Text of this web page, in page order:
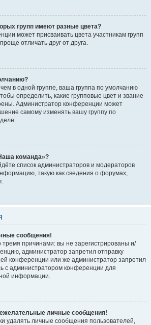
групп имеют разные цвета?
может присваивать цвета участникам групп
отличать друг от друга.
в одной группе, ваша группа по умолчанию
определить, какие групповые цвет и звание
Администратор конференции может
самому изменять вашу группу по
команда»?
список администраторов и модераторов
такую как сведения о форумах,
сообщения!
причинами: вы не зарегистрированы и/
администратор запретил отправку
конференции или же администратор запретил
с администратором конференции для
информации.
личные сообщения!
удалять личные сообщения пользователей,